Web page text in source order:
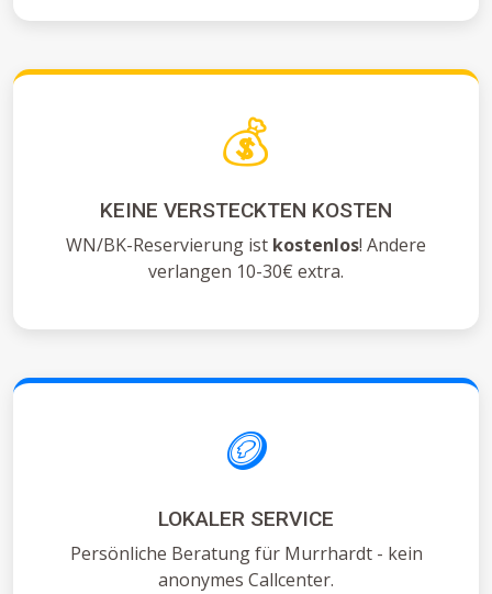
💰
KEINE VERSTECKTEN KOSTEN
WN/BK-Reservierung ist kostenlos! Andere
verlangen 10-30€ extra.
🪙
LOKALER SERVICE
Persönliche Beratung für Murrhardt - kein
anonymes Callcenter.